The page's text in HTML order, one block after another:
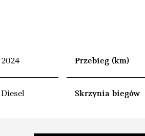
2024
Diesel
Przebieg (km)
Skrzynia biegów